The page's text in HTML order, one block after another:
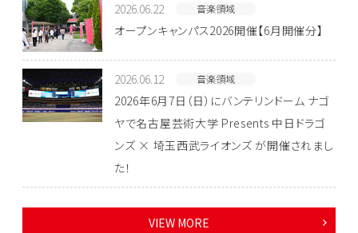
2026.06.22 音楽領域
オープンキャンパス2026開催【6月開催分】
2026.06.12 音楽領域
2026年6月7日（日）にバンテリンドーム ナゴ
ヤで名古屋芸術大学 Presents 中日ドラゴ
ンズ × 埼玉西武ライオンズ が開催されまし
た！
VIEW MORE